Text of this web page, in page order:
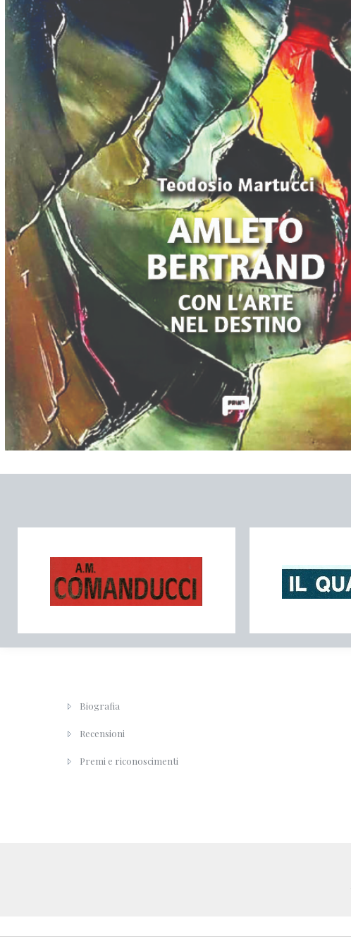
Biografia
Recensioni
Premi e riconoscimenti